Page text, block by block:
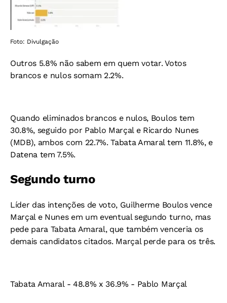
Foto: Divulgação
Outros 5.8% não sabem em quem votar. Votos
brancos e nulos somam 2.2%.
Quando eliminados brancos e nulos, Boulos tem
30.8%, seguido por Pablo Marçal e Ricardo Nunes
(MDB), ambos com 22.7%. Tabata Amaral tem 11.8%, e
Datena tem 7.5%.
Segundo turno
Líder das intenções de voto, Guilherme Boulos vence
Marçal e Nunes em um eventual segundo turno, mas
pede para Tabata Amaral, que também venceria os
demais candidatos citados. Marçal perde para os três.
Tabata Amaral - 48.8% x 36.9% - Pablo Marçal